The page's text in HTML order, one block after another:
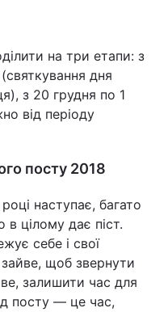
на три етапи: з
дня
з 20 грудня по 1
від періоду
посту 2018
наступає, багато
цілому дає піст.
себе і свої
щоб звернути
залишити час для
посту — це час,